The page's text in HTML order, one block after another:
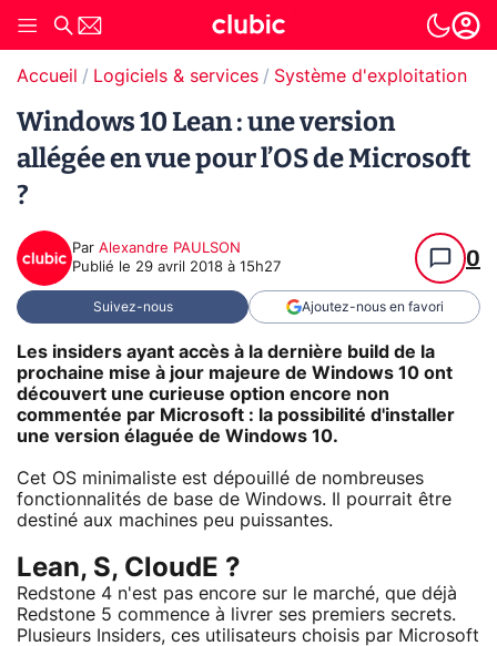
Accueil Logiciels & services Système d'exploitation
Windows 10 Lean : une version
allégée en vue pour l’OS de Microsoft
?
Par Alexandre PAULSON
Publié le 29 avril 2018 à 15h27 0
Suivez-nous Ajoutez-nous en favori
Les insiders ayant accès à la dernière build de la
prochaine mise à jour majeure de Windows 10 ont
découvert une curieuse option encore non
commentée par Microsoft : la possibilité d'installer
une version élaguée de Windows 10.
Cet OS minimaliste est dépouillé de nombreuses
fonctionnalités de base de Windows. Il pourrait être
destiné aux machines peu puissantes.
Lean, S, CloudE ?
Redstone 4 n'est pas encore sur le marché, que déjà
Redstone 5 commence à livrer ses premiers secrets.
Plusieurs Insiders, ces utilisateurs choisis par Microsoft